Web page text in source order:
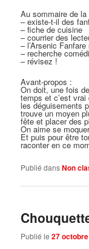
Au sommaire de la
– existe-t-il des
– fiche de cuisine
– courrier des
– l’Arsenic
– recherche
– révisez !
Avant-propos :
On doit, une fois
temps et c’est vrai
les déguisements
trouve un moyen
fête et placer des
On aime se
Et puis pour être
raconter en ce
Publié dansNon
Publié le27